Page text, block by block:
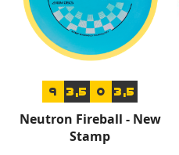
9 3,5 0 3,5
Neutron Fireball - New
Stamp